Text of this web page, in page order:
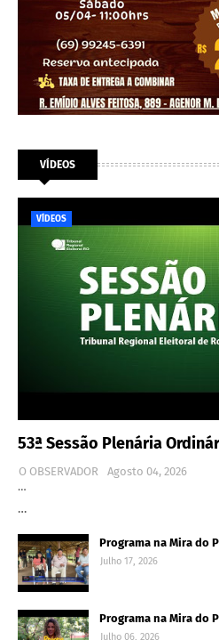
VÍDEOS
VÍDEOS
53ª Sessão Plenária
O OBSERVADOR
Agosto 04, 2026
…
…
Programa na Mira do
Julho 17, 2026
Programa na Mira do
Julho 06, 2026